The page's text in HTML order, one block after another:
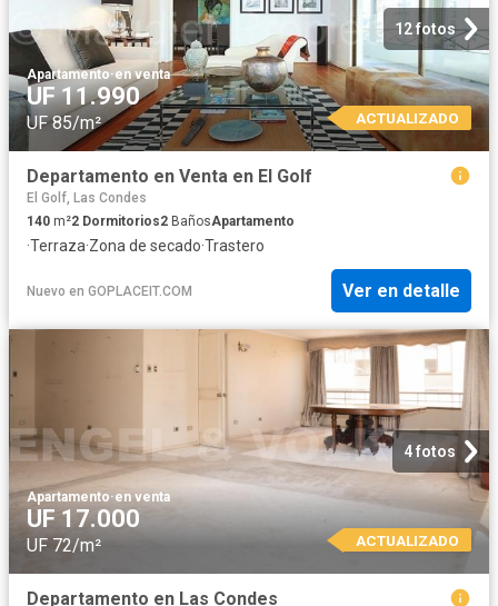
12 fotos
Apartamento·en venta
UF 11.990
UF 85/m² ACTUALIZADO
Departamento en Venta en El Golf
El Golf, Las Condes
140 m²2 Dormitorios2 BañosApartamento
·Terraza·Zona de secado·Trastero
Nuevo en GOPLACEIT.COM Ver en detalle
4 fotos
Apartamento·en venta
UF 17.000
UF 72/m² ACTUALIZADO
Departamento en Las Condes